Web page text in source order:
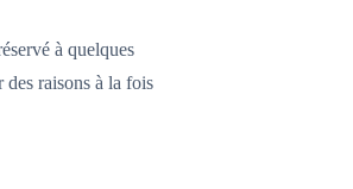
à quelques
raisons à la fois